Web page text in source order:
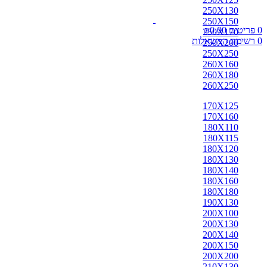
0 פריטים ₪0.00
0 רשימת המשאלות
250X130
250X150
250X170
250X200
250X250
260X160
260X180
260X250
170X125
170X160
180X110
180X115
180X120
180X130
180X140
180X160
180X180
190X130
200X100
200X130
200X140
200X150
200X200
אבאדה
אובוסון
אוזבקי
איספהאן
אנגלי
אפגן
ארדביל
באלוצי
בחטיאר
ביג'אר
בירגאנד
בלגי
ברבר
ג'יג'ים
גאבה
גבה
גוש'אגן
גושאגאן
דורוחש
האגלו
הודי
הולביין
הריז